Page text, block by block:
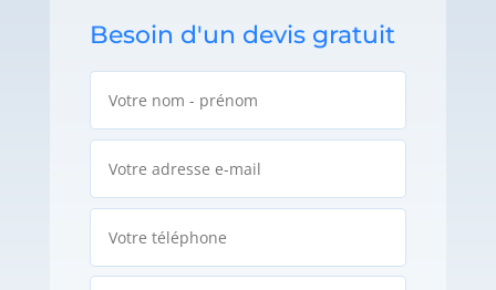
Besoin d'un devis gratuit